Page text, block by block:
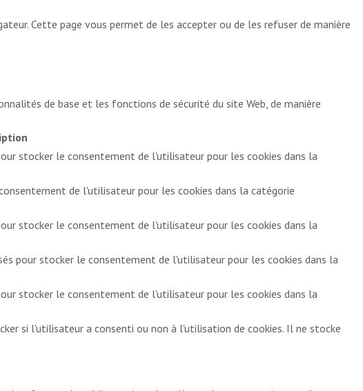
Cette page vous permet de les accepter ou de les refuser de manière
de base et les fonctions de sécurité du site Web, de manière
stocker le consentement de l'utilisateur pour les cookies dans la
de l'utilisateur pour les cookies dans la catégorie
stocker le consentement de l'utilisateur pour les cookies dans la
pour stocker le consentement de l'utilisateur pour les cookies dans la
stocker le consentement de l'utilisateur pour les cookies dans la
si l'utilisateur a consenti ou non à l'utilisation de cookies. Il ne stocke